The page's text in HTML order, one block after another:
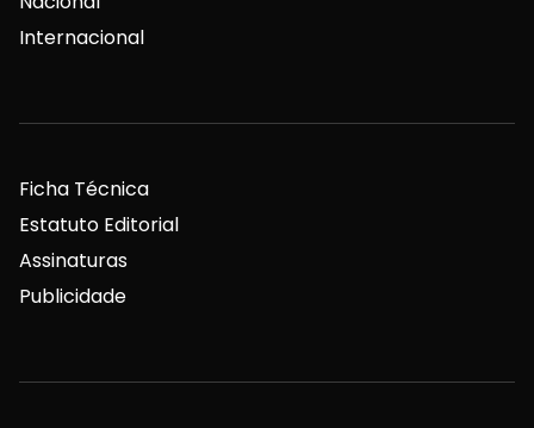
Internacional
Ficha Técnica
Estatuto Editorial
Assinaturas
Publicidade